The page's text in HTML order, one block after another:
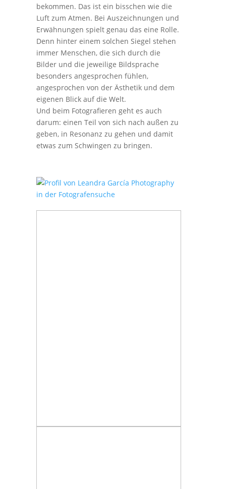
bekommen. Das ist ein bisschen wie die
Luft zum Atmen. Bei Auszeichnungen und
Erwähnungen spielt genau das eine Rolle.
Denn hinter einem solchen Siegel stehen
immer Menschen, die sich durch die
Bilder und die jeweilige Bildsprache
besonders angesprochen fühlen,
angesprochen von der Ästhetik und dem
eigenen Blick auf die Welt.
Und beim Fotografieren geht es auch
darum: einen Teil von sich nach außen zu
geben, in Resonanz zu gehen und damit
etwas zum Schwingen zu bringen.